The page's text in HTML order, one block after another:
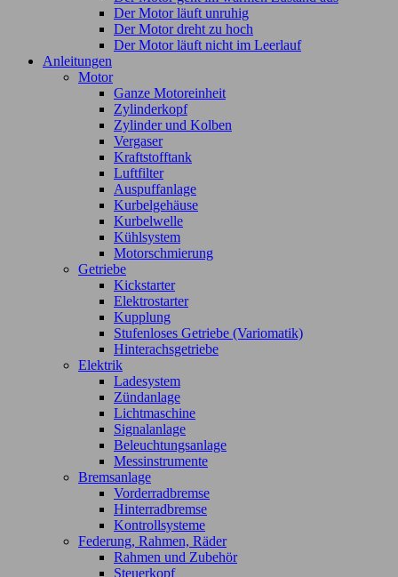
Der Motor läuft unruhig
Der Motor dreht zu hoch
Der Motor läuft nicht im Leerlauf
Anleitungen
Motor
Ganze Motoreinheit
Zylinderkopf
Zylinder und Kolben
Vergaser
Kraftstofftank
Luftfilter
Auspuffanlage
Kurbelgehäuse
Kurbelwelle
Kühlsystem
Motorschmierung
Getriebe
Kickstarter
Elektrostarter
Kupplung
Stufenloses Getriebe (Variomatik)
Hinterachsgetriebe
Elektrik
Ladesystem
Zündanlage
Lichtmaschine
Signalanlage
Beleuchtungsanlage
Messinstrumente
Bremsanlage
Vorderradbremse
Hinterradbremse
Kontrollsysteme
Federung, Rahmen, Räder
Rahmen und Zubehör
Steuerkopf